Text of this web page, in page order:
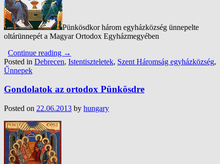
Pünkösdkor három egyházközség ünnepelte
oltárünnepét a Magyar Ortodox Egyházmegyében
Continue reading →
Posted in Debrecen, Istentiszteletek, Szent Háromság egyházközség,
Űnnepek
Gondolatok az ortodox Pünkösdre
Posted on 22.06.2013 by hungary